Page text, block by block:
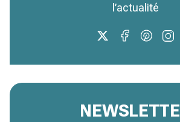
l’actualité